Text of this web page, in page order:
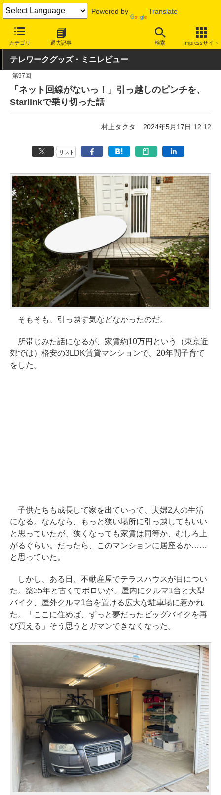
Powered by Translate
カテゴリ 過去記事 検索 Impressサイト
INTERNET Watch トピック テレワーク
テレワークグッズ・ミニレビュー
第97回
「ネット回線がないっ！」引っ越しのピンチを、
Starlinkで乗り切った話
村上タクタ 2024年5月17日 12:12
リスト
そもそも、引っ越す気などなかったのだ。
所帯じみた話になるが、家賃約10万円という（東京近
郊では）格安の3LDK賃貸マンションで、20年間子育て
をした。
子供たちも成長して家を出ていって、夫婦2人の生活
になる。なんなら、もっと狭い場所に引っ越してもいい
と思っていたが、狭くなっても家賃は同等か、むしろ上
がるぐらい。だったら、このマンションに居座るか……
と思っていた。
しかし、ある日、不動産屋でテラスハウスが目につい
た。築35年と古くてボロいが、屋内にクルマ1台と大型
バイク、屋外クルマ1台を置ける広大な駐車場に惹かれ
た。「ここに住めば、ずっと夢だったビッグバイクを再
び買える」そう思うとガマンできなくなった。